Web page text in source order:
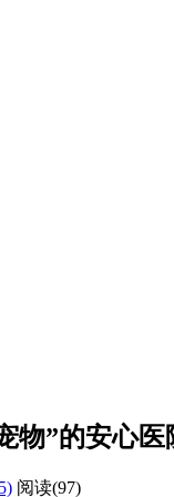
物”的安心医
阅读(97)